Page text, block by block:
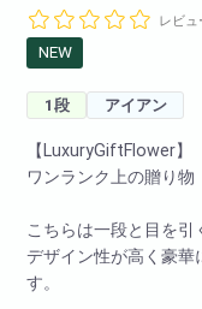
レビュ
NEW
1段 アイアン
【LuxuryGiftFlower】
ワンランク上の贈り物
こちらは一段と目を引
デザイン性が高く豪華
す。